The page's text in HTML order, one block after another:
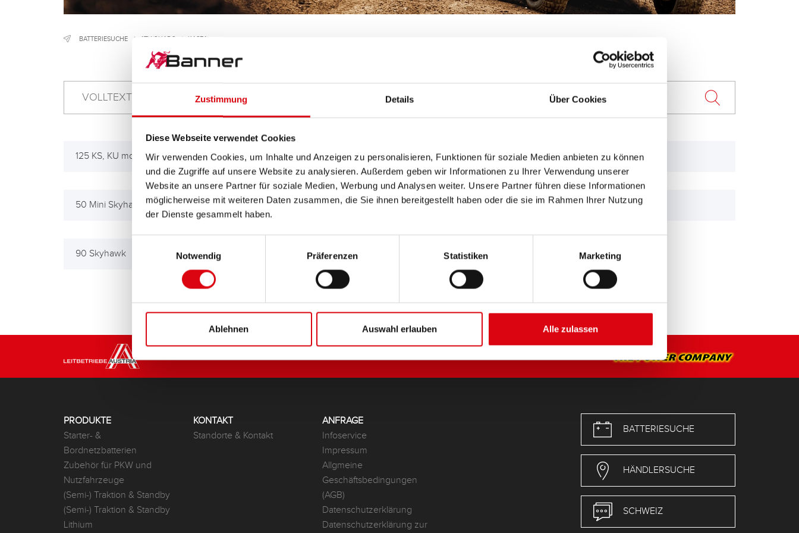
Zustimmung Details Über Cookies
Diese Webseite verwendet Cookies
Wir verwenden Cookies, um Inhalte und Anzeigen zu personalisieren, Funktionen für soziale Medien anbieten zu können
und die Zugriffe auf unsere Website zu analysieren. Außerdem geben wir Informationen zu Ihrer Verwendung unserer
Website an unsere Partner für soziale Medien, Werbung und Analysen weiter. Unsere Partner führen diese Informationen
möglicherweise mit weiteren Daten zusammen, die Sie ihnen bereitgestellt haben oder die sie im Rahmen Ihrer Nutzung
der Dienste gesammelt haben.
Notwendig
Präferenzen Statistiken Marketing
Ablehnen Auswahl erlauben Alle zulassen
BATTERIESUCHE / ATV/QUADS / KASEA
125 KS, KU models, Adventure 150 Skyhawk, Adventure 170 Skyhawk 250 Skyhawk
50 Mini Skyhawk 50 Skyhawk 65 KS, KU models 90 KS, KU models
90 Skyhawk
PRODUKTE
Starter- &
Bordnetzbatterien
Zubehör für PKW und
Nutzfahrzeuge
(Semi-) Traktion & Standby
(Semi-) Traktion & Standby
Lithium
KONTAKT
Standorte & Kontakt
ANFRAGE
Infoservice
Impressum
Allgmeine
Geschäftsbedingungen
(AGB)
Datenschutzerklärung
Datenschutzerklärung zur
BATTERIESUCHE
HÄNDLERSUCHE
SCHWEIZ